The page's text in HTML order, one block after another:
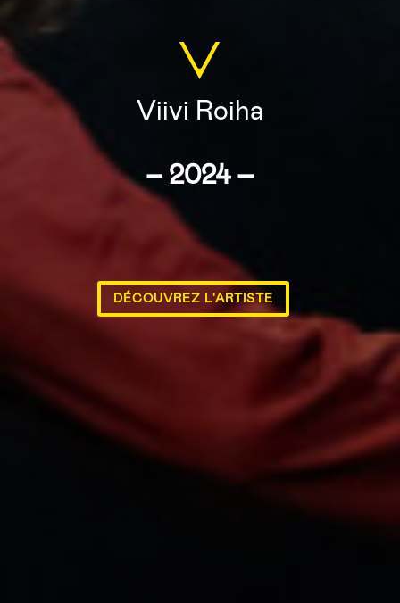
V
Viivi Roiha
– 2024 –
DÉCOUVREZ L'ARTISTE